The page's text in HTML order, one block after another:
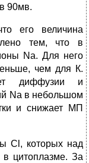
90мв.
его величина
тем, что в
Nа. Для него
чем для К.
диффузии и
Na в небольшом
и снижает МП
Cl, которых над
цитоплазме. За